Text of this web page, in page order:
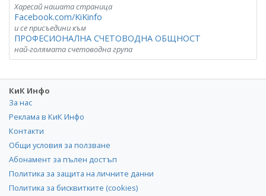
Харесай нашата страница
Facebook.com/KiKinfo
и се присъедини към
ПРОФЕСИОНАЛНА СЧЕТОВОДНА ОБЩНОСТ
най-голямата счетоводна група
КиК Инфо
За нас
Реклама в КиК Инфо
Контакти
Общи условия за ползване
Абонамент за пълен достъп
Политика за защита на личните данни
Политика за бисквитките (cookies)